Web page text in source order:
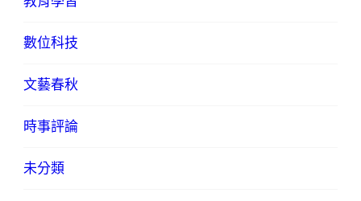
數位科技
文藝春秋
時事評論
未分類